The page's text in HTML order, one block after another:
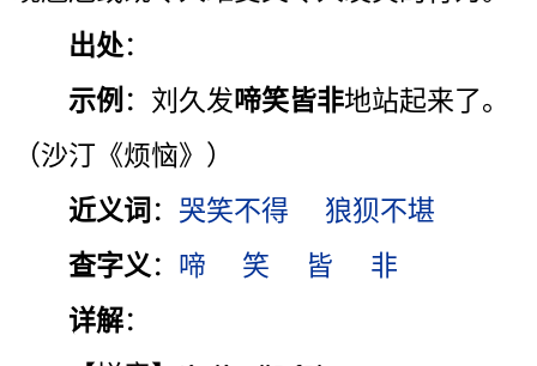
出处：
示例 ：刘久发啼笑皆非地站起来了。
（沙汀《烦恼》）
近义词 ： 哭笑不得
狼狈不堪
查字义 ： 啼 笑 皆
非
详解：